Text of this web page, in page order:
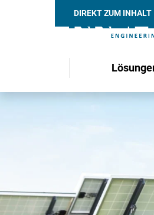
DIREKT ZUM INHALT